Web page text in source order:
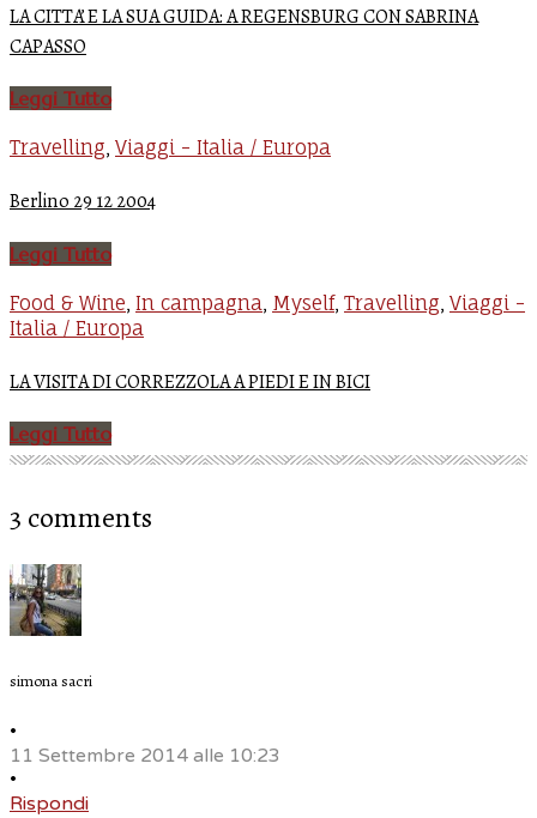
LA CITTA’ E LA SUA GUIDA: A REGENSBURG CON SABRINA
CAPASSO
Leggi Tutto
Travelling, Viaggi - Italia / Europa
Berlino 29 12 2004
Leggi Tutto
Food & Wine, In campagna, Myself, Travelling, Viaggi -
Italia / Europa
LA VISITA DI CORREZZOLA A PIEDI E IN BICI
Leggi Tutto
3 comments
simona sacri
•
11 Settembre 2014 alle 10:23
•
Rispondi